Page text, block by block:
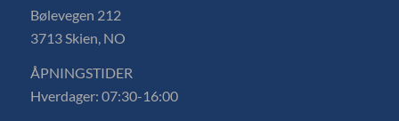
Bølevegen 212
3713 Skien, NO
ÅPNINGSTIDER
Hverdager: 07:30-16:00